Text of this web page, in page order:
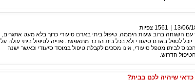
13/06/
1561 צפיות
עם השגחה ברוב שעות היממה. טיפול ביתי באדם סיעודי כרוך בלא מעט אתגרים,
לטפל באדם סיעודי ולא בכל בית הדבר מתאפשר. פנייה לטיפול ביתי עולה על
לביתו מטפל סיעודי, אינו מסכים לקבלת טיפול במוסד סיעודי וכאשר ישנה
הדרוש.
כדאי שיהיה לכם בבית?